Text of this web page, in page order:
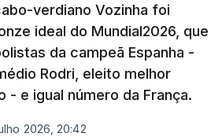
considerou que o galardão
e um reconhecimento que
de ter”.
verdiano Vozinha foi
ideal do Mundial2026, que
da campeã Espanha -
Rodri, eleito melhor
- e igual número da França.
2026, 20:42